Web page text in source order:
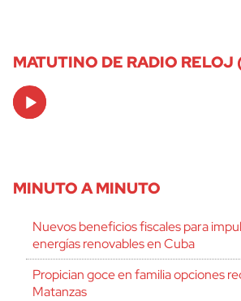
MATUTINO DE RADIO RELOJ
Audio
Player
MINUTO A MINUTO
Nuevos beneficios fiscales para
energías renovables en Cuba
Propician goce en familia opciones
Matanzas